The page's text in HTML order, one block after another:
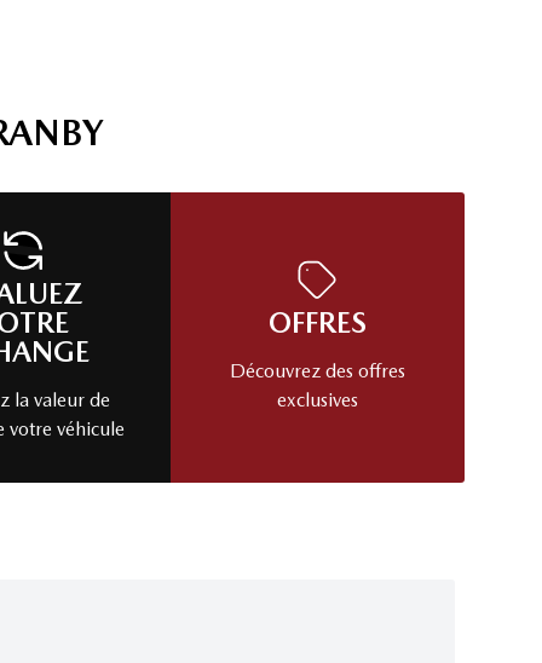
la valeur de
votre véhicule
OFFRES
Découvrez des offres
exclusives